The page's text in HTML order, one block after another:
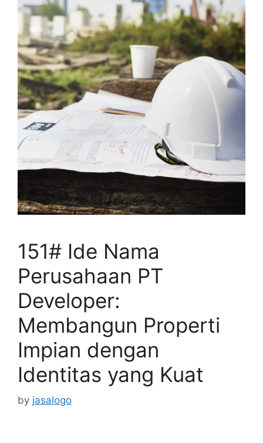
151# Ide Nama
Perusahaan PT
Developer:
Membangun Properti
Impian dengan
Identitas yang Kuat
by jasalogo